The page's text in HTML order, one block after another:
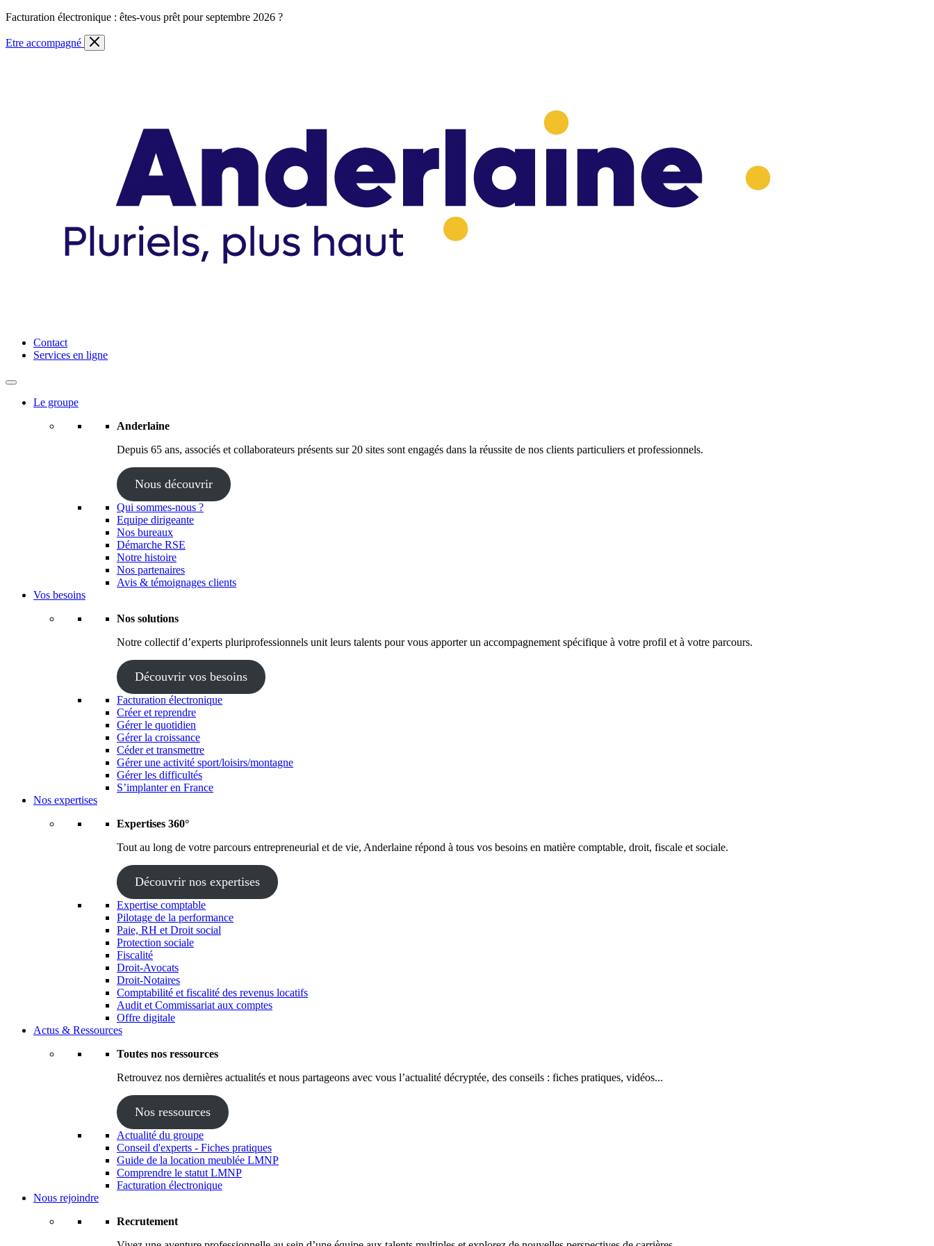
Skip
content
Facturation électronique : êtes-vous prêt pour septembre 2026 ?
Etre accompagné
Anderlaine | Conseil – Expert comptable – Avocat – Audit
Contact
Services en ligne
Le groupe
Anderlaine
Depuis 65 ans, associés et collaborateurs présents sur 20 sites sont engagés dans la réussite de nos clients particuliers et professionnels.
Nous découvrir
Qui sommes-nous ?
Equipe dirigeante
Nos bureaux
Démarche RSE
Notre histoire
Nos partenaires
Avis & témoignages clients
Vos besoins
Nos solutions
Notre collectif d’experts pluriprofessionnels unit leurs talents pour vous apporter un accompagnement spécifique à votre profil et à votre parcours.
Découvrir vos besoins
Facturation électronique
Créer et reprendre
Gérer le quotidien
Gérer la croissance
Céder et transmettre
Gérer une activité sport/loisirs/montagne
Gérer les difficultés
S’implanter en France
Nos expertises
Expertises 360°
Tout au long de votre parcours entrepreneurial et de vie, Anderlaine répond à tous vos besoins en matière comptable, droit, fiscale et sociale.
Découvrir nos expertises
Expertise comptable
Pilotage de la performance
Paie, RH et Droit social
Protection sociale
Fiscalité
Droit-Avocats
Droit-Notaires
Comptabilité et fiscalité des revenus locatifs
Audit et Commissariat aux comptes
Offre digitale
Actus & Ressources
Toutes nos ressources
Retrouvez nos dernières actualités et nous partageons avec vous l’actualité décryptée, des conseils : fiches pratiques, vidéos...
Nos ressources
Actualité du groupe
Conseil d'experts - Fiches pratiques
Guide de la location meublée LMNP
Comprendre le statut LMNP
Facturation électronique
Nous rejoindre
Recrutement